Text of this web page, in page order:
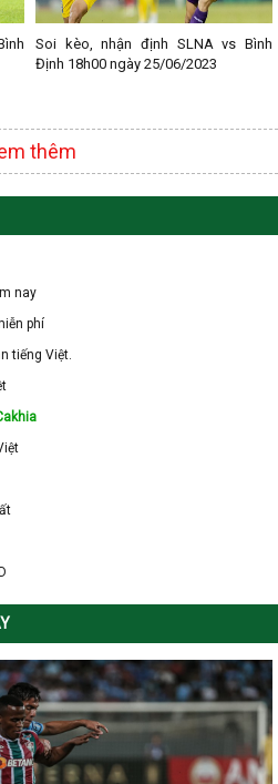
Soi kèo, nhận định SLNA vs Bình
Định 18h00 ngày 25/06/2023
thêm
nay
phí
tiếng Việt.